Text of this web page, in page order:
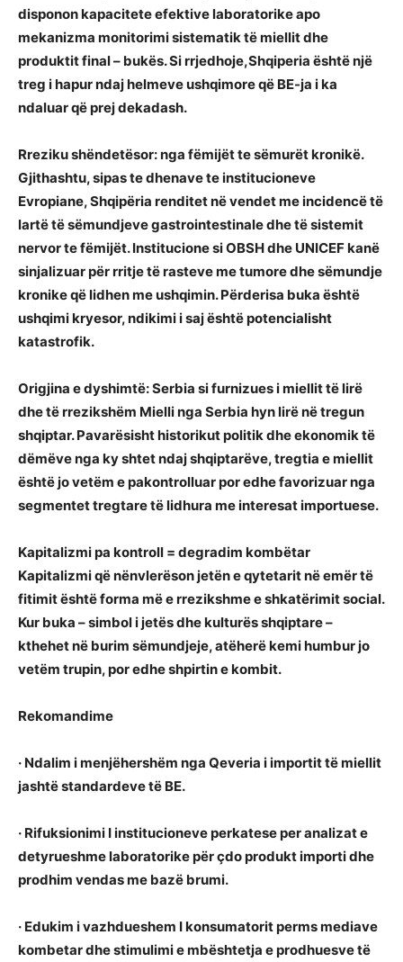
disponon kapacitete efektive laboratorike apo
mekanizma monitorimi sistematik të miellit dhe
produktit final – bukës. Si rrjedhoje,Shqiperia është një
treg i hapur ndaj helmeve ushqimore që BE-ja i ka
ndaluar që prej dekadash.
Rreziku shëndetësor: nga fëmijët te sëmurët kronikë.
Gjithashtu, sipas te dhenave te institucioneve
Evropiane, Shqipëria renditet në vendet me incidencë të
lartë të sëmundjeve gastrointestinale dhe të sistemit
nervor te fëmijët. Institucione si OBSH dhe UNICEF kanë
sinjalizuar për rritje të rasteve me tumore dhe sëmundje
kronike që lidhen me ushqimin. Përderisa buka është
ushqimi kryesor, ndikimi i saj është potencialisht
katastrofik.
Origjina e dyshimtë: Serbia si furnizues i miellit të lirë
dhe të rrezikshëm Mielli nga Serbia hyn lirë në tregun
shqiptar. Pavarësisht historikut politik dhe ekonomik të
dëmëve nga ky shtet ndaj shqiptarëve, tregtia e miellit
është jo vetëm e pakontrolluar por edhe favorizuar nga
segmentet tregtare të lidhura me interesat importuese.
Kapitalizmi pa kontroll = degradim kombëtar
Kapitalizmi që nënvlerëson jetën e qytetarit në emër të
fitimit është forma më e rrezikshme e shkatërimit social.
Kur buka – simbol i jetës dhe kulturës shqiptare –
kthehet në burim sëmundjeje, atëherë kemi humbur jo
vetëm trupin, por edhe shpirtin e kombit.
Rekomandime
· Ndalim i menjëhershëm nga Qeveria i importit të miellit
jashtë standardeve të BE.
· Rifuksionimi I institucioneve perkatese per analizat e
detyrueshme laboratorike për çdo produkt importi dhe
prodhim vendas me bazë brumi.
· Edukim i vazhdueshem I konsumatorit perms mediave
kombetar dhe stimulimi e mbështetja e prodhuesve të